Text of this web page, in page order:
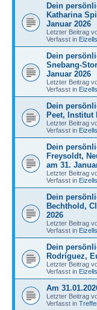
Dein
Katharina
Januar 2026
Letzter Beitrag
Verfasst in
Dein
Snebang-
Januar 2026
Letzter Beitrag
Verfasst in
Dein
Peet, Institut
Letzter Beitrag
Verfasst in
Dein
Freysoldt,
am 31.
Letzter Beitrag
Verfasst in
Dein
Bechthold,
2026
Letzter Beitrag
Verfasst in
Dein
Rodríguez,
Letzter Beitrag
Verfasst in
Am
Letzter Beitrag
Verfasst in